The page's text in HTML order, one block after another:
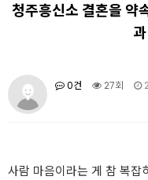
청주흥신소 결혼을 약
0건 27회
사람 마음이라는 게 참 복잡